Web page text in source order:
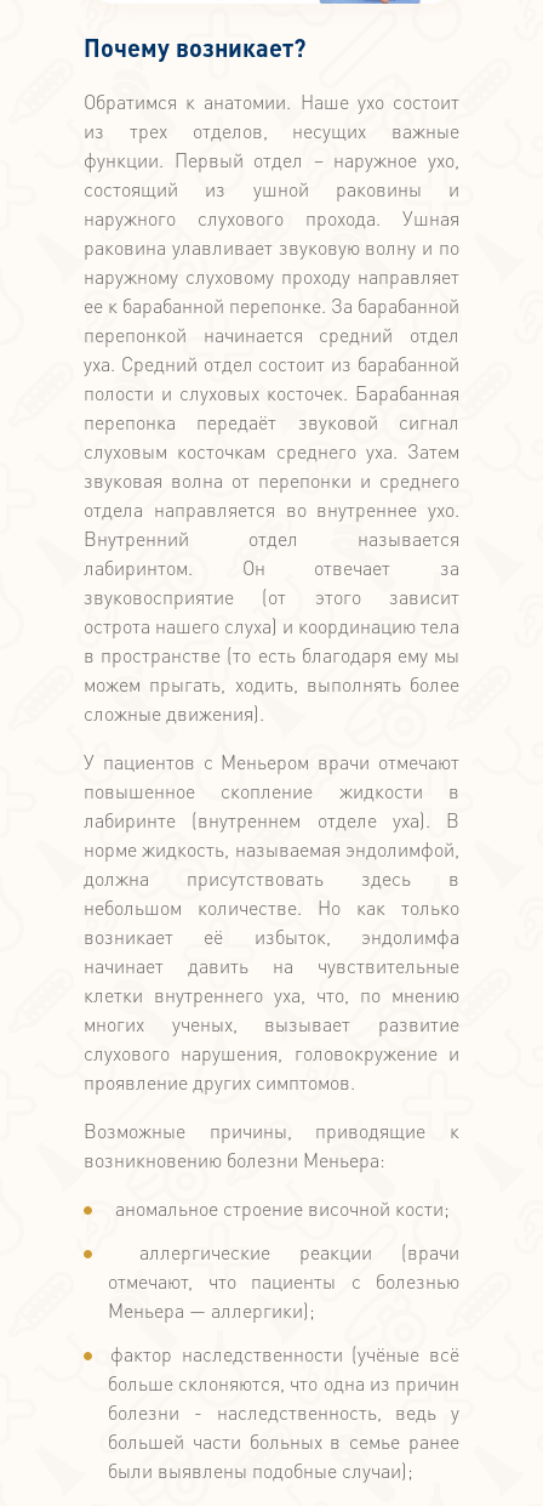
Почему возникает?
Обратимся к анатомии. Наше ухо состоит
из трех отделов, несущих важные
функции. Первый отдел – наружное ухо,
состоящий из ушной раковины и
наружного слухового прохода. Ушная
раковина улавливает звуковую волну и по
наружному слуховому проходу направляет
ее к барабанной перепонке. За барабанной
перепонкой начинается средний отдел
уха. Средний отдел состоит из барабанной
полости и слуховых косточек. Барабанная
перепонка передаёт звуковой сигнал
слуховым косточкам среднего уха. Затем
звуковая волна от перепонки и среднего
отдела направляется во внутреннее ухо.
Внутренний отдел называется
лабиринтом. Он отвечает за
звуковосприятие (от этого зависит
острота нашего слуха) и координацию тела
в пространстве (то есть благодаря ему мы
можем прыгать, ходить, выполнять более
сложные движения).
У пациентов с Меньером врачи отмечают
повышенное скопление жидкости в
лабиринте (внутреннем отделе уха). В
норме жидкость, называемая эндолимфой,
должна присутствовать здесь в
небольшом количестве. Но как только
возникает её избыток, эндолимфа
начинает давить на чувствительные
клетки внутреннего уха, что, по мнению
многих ученых, вызывает развитие
слухового нарушения, головокружение и
проявление других симптомов.
Возможные причины, приводящие к
возникновению болезни Меньера:
аномальное строение височной кости;
аллергические реакции (врачи
отмечают, что пациенты с болезнью
Меньера — аллергики);
фактор наследственности (учёные всё
больше склоняются, что одна из причин
болезни - наследственность, ведь у
большей части больных в семье ранее
были выявлены подобные случаи);